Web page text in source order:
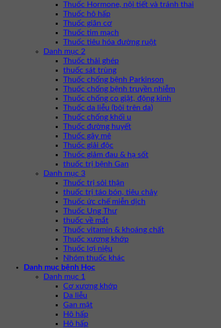
Thuốc Hormone, nội tiết và tránh thai
Thuốc hô hấp
Thuốc giãn cơ
Thuốc tim mạch
Thuốc tiêu hóa đường ruột
Danh mục 2
Thuốc thải ghép
thuốc sát trùng
Thuốc chống bệnh Parkinson
Thuốc chống bệnh truyền nhiễm
Thuốc chống co giật, động kinh
Thuốc da liễu (bôi trên da)
Thuốc chống khối u
Thuốc đường huyết
Thuốc gây mê
Thuốc giải độc
Thuốc giảm đau & hạ sốt
thuốc trị bệnh Gan
Danh mục 3
Thuốc trị sỏi thận
thuốc trị táo bón, tiêu chảy
Thuốc ức chế miễn dịch
Thuốc Ung Thư
thuốc về mắt
Thuốc vitamin & khoáng chất
Thuốc xương khớp
Thuốc lợi niệu
Nhóm thuốc khác
Danh mục bệnh Học
Danh mục 1
Cơ xương khớp
Da liễu
Gan mật
Hô hấp
Hô hấp